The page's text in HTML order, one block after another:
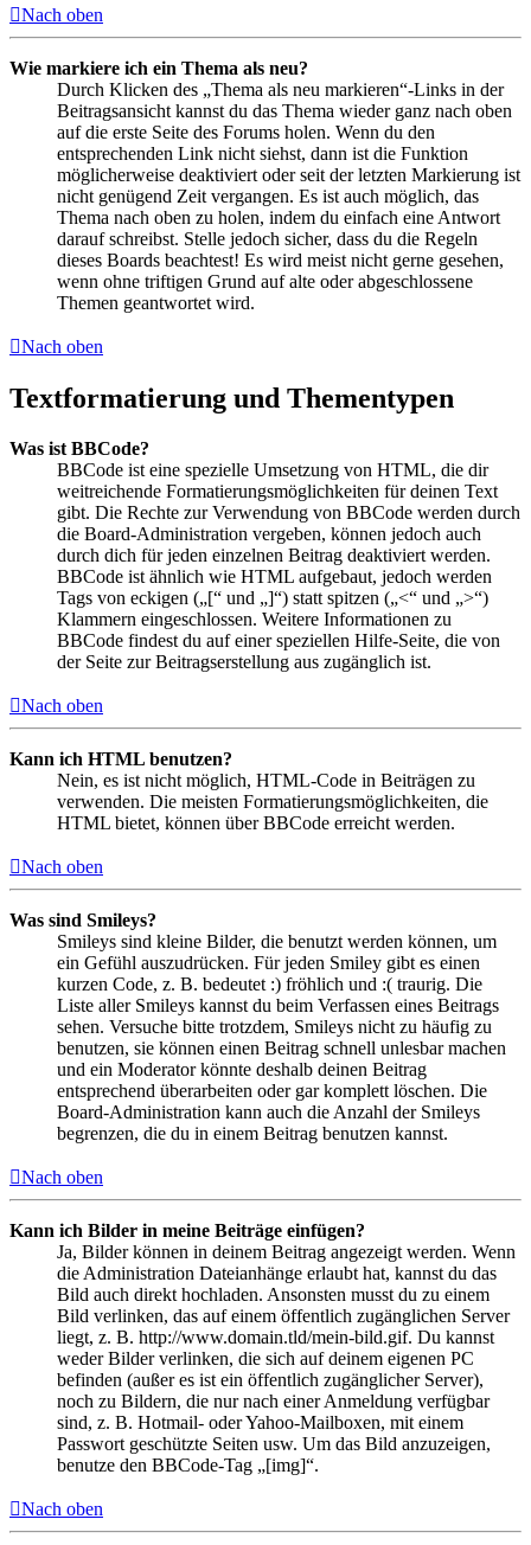
Nach oben
Wie markiere ich ein Thema als neu?
Durch Klicken des „Thema als neu markieren“-Links in der
Beitragsansicht kannst du das Thema wieder ganz nach oben
auf die erste Seite des Forums holen. Wenn du den
entsprechenden Link nicht siehst, dann ist die Funktion
möglicherweise deaktiviert oder seit der letzten Markierung ist
nicht genügend Zeit vergangen. Es ist auch möglich, das
Thema nach oben zu holen, indem du einfach eine Antwort
darauf schreibst. Stelle jedoch sicher, dass du die Regeln
dieses Boards beachtest! Es wird meist nicht gerne gesehen,
wenn ohne triftigen Grund auf alte oder abgeschlossene
Themen geantwortet wird.
Nach oben
Textformatierung und Thementypen
Was ist BBCode?
BBCode ist eine spezielle Umsetzung von HTML, die dir
weitreichende Formatierungsmöglichkeiten für deinen Text
gibt. Die Rechte zur Verwendung von BBCode werden durch
die Board-Administration vergeben, können jedoch auch
durch dich für jeden einzelnen Beitrag deaktiviert werden.
BBCode ist ähnlich wie HTML aufgebaut, jedoch werden
Tags von eckigen („[“ und „]“) statt spitzen („<“ und „>“)
Klammern eingeschlossen. Weitere Informationen zu
BBCode findest du auf einer speziellen Hilfe-Seite, die von
der Seite zur Beitragserstellung aus zugänglich ist.
Nach oben
Kann ich HTML benutzen?
Nein, es ist nicht möglich, HTML-Code in Beiträgen zu
verwenden. Die meisten Formatierungsmöglichkeiten, die
HTML bietet, können über BBCode erreicht werden.
Nach oben
Was sind Smileys?
Smileys sind kleine Bilder, die benutzt werden können, um
ein Gefühl auszudrücken. Für jeden Smiley gibt es einen
kurzen Code, z. B. bedeutet :) fröhlich und :( traurig. Die
Liste aller Smileys kannst du beim Verfassen eines Beitrags
sehen. Versuche bitte trotzdem, Smileys nicht zu häufig zu
benutzen, sie können einen Beitrag schnell unlesbar machen
und ein Moderator könnte deshalb deinen Beitrag
entsprechend überarbeiten oder gar komplett löschen. Die
Board-Administration kann auch die Anzahl der Smileys
begrenzen, die du in einem Beitrag benutzen kannst.
Nach oben
Kann ich Bilder in meine Beiträge einfügen?
Ja, Bilder können in deinem Beitrag angezeigt werden. Wenn
die Administration Dateianhänge erlaubt hat, kannst du das
Bild auch direkt hochladen. Ansonsten musst du zu einem
Bild verlinken, das auf einem öffentlich zugänglichen Server
liegt, z. B. http://www.domain.tld/mein-bild.gif. Du kannst
weder Bilder verlinken, die sich auf deinem eigenen PC
befinden (außer es ist ein öffentlich zugänglicher Server),
noch zu Bildern, die nur nach einer Anmeldung verfügbar
sind, z. B. Hotmail- oder Yahoo-Mailboxen, mit einem
Passwort geschützte Seiten usw. Um das Bild anzuzeigen,
benutze den BBCode-Tag „[img]“.
Nach oben